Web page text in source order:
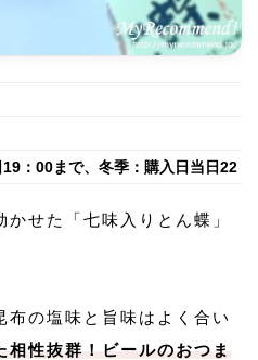
：00まで、冬季：購入日当日22：
かせた「七味入りとん蝶」
布の塩味と旨味はよく合い
相性抜群！ビールのおつま